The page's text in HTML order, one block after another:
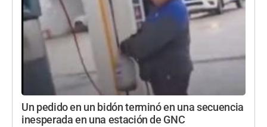
Un pedido en un bidón terminó en una secuencia
inesperada en una estación de GNC